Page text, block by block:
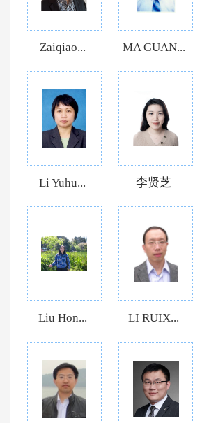
Zaiqiao... MA GUAN...
Li Yuhu... 李贤芝
Liu Hon... LI RUIX...